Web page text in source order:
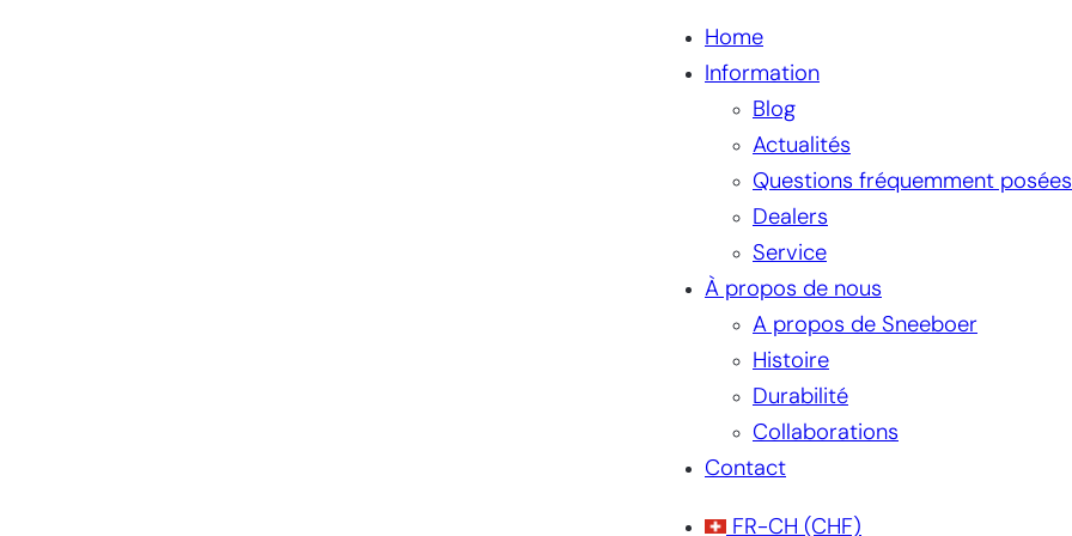
Home
Information
Blog
Actualités
Questions fréquemment posées
Dealers
Service
À propos de nous
A propos de Sneeboer
Histoire
Durabilité
Collaborations
Contact
FR-CH (CHF)